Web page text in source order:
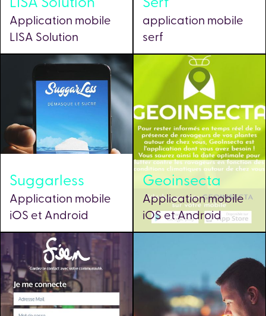
Application mobile
LISA Solution
application mobile
serf
Suggarless
Application mobile
iOS et Android
Geoinsecta
Application mobile
iOS et Android